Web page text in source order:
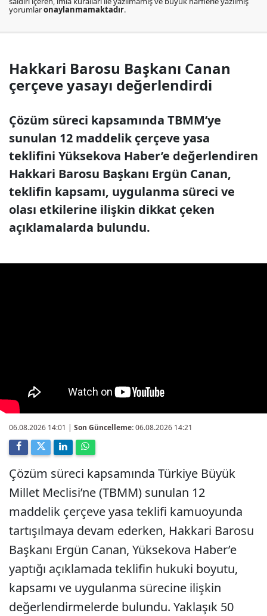
yorumlaronaylanmamaktadır.
Hakkari Barosu Başkanı Canan
çerçeve yasayı değerlendirdi
Çözüm süreci kapsamında TBMM’ye
sunulan 12 maddelik çerçeve yasa
teklifini Yüksekova Haber’e değerlendiren
Hakkari Barosu Başkanı Ergün Canan,
teklifin kapsamı, uygulanma süreci ve
olası etkilerine ilişkin dikkat çeken
açıklamalarda bulundu.
06.08.2026 14:01 | Son Güncelleme:06.08.2026 14:21
Çözüm süreci kapsamında Türkiye Büyük
Millet Meclisi’ne (TBMM) sunulan 12
maddelik çerçeve yasa teklifi kamuoyunda
tartışılmaya devam ederken, Hakkari Barosu
Başkanı Ergün Canan, Yüksekova Haber’e
yaptığı açıklamada teklifin hukuki boyutu,
kapsamı ve uygulanma sürecine ilişkin
değerlendirmelerde bulundu. Yaklaşık 50